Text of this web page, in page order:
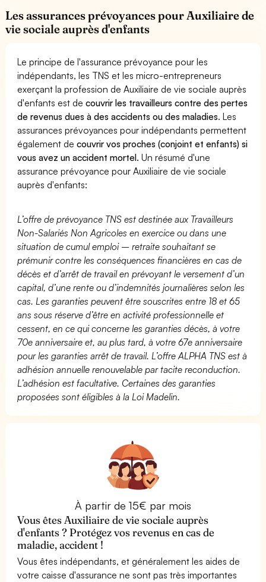
Les assurances prévoyances pour Auxiliaire de
vie sociale auprès d'enfants
Le principe de l'assurance prévoyance pour les
indépendants, les TNS et les micro-entrepreneurs
exerçant la profession de Auxiliaire de vie sociale auprès
d'enfants est decouvrir les travailleurs contre des pertes
de revenus dues à des accidents ou des maladies. Les
assurances prévoyances pour indépendants permettent
également decouvrir vos proches (conjoint et enfants) si
vous avez un accident mortel. Un résumé d'une
assurance prévoyance pour Auxiliaire de vie sociale
auprès d'enfants:
L’offre de prévoyance TNS est destinée aux Travailleurs
Non-Salariés Non Agricoles en exercice ou dans une
situation de cumul emploi – retraite souhaitant se
prémunir contre les conséquences financières en cas de
décès et d’arrêt de travail en prévoyant le versement d’un
capital, d’une rente ou d’indemnités journalières selon les
cas. Les garanties peuvent être souscrites entre 18 et 65
ans sous réserve d’être en activité professionnelle et
cessent, en ce qui concerne les garanties décès, à votre
70e anniversaire et, au plus tard, à votre 67e anniversaire
pour les garanties arrêt de travail. L’offre ALPHA TNS est à
adhésion annuelle renouvelable par tacite reconduction.
L’adhésion est facultative. Certaines des garanties
proposées sont éligibles à la Loi Madelin.
À partir de 15€ par mois
Vous êtes Auxiliaire de vie sociale auprès
d'enfants ? Protégez vos revenus en cas de
maladie, accident !
Vous êtes indépendants, et généralement les aides de
votre caisse d'assurance ne sont pas très importantes